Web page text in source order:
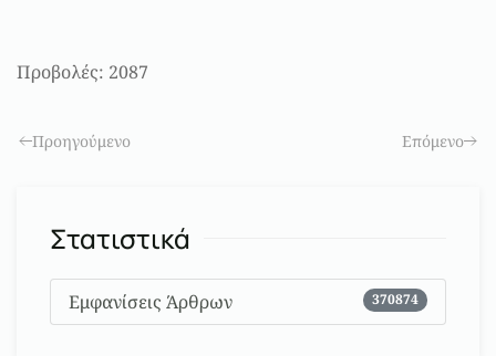
Προβολές: 2087
Προηγούμενο Επόμενο
Στατιστικά
Εμφανίσεις Άρθρων 370874